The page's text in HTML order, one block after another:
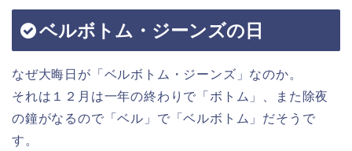
ベルボトム・ジーンズの日
なぜ大晦日が「ベルボトム・ジーンズ」なのか。
それは１２月は一年の終わりで「ボトム」、また除夜
の鐘がなるので「ベル」で「ベルボトム」だそうで
す。